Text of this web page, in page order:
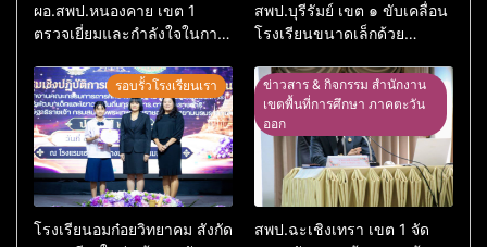
ผอ.สพป.หนองคาย เขต 1
ตรวจเยี่ยมและกำลังใจในการ
อนุบาลอรุณรังษี
สพป.บุรีรัมย์ เขต ๑ ขับเคลื่อน
โรงเรียนขนาดเล็กด้วย
ประดิษฐ์
รอบรั้วโรงเรียนเรา
โรงเรียนอมก๋อยวิทยาคม สังกัด
ข่าวสาร & กิจกรรม สำนักงาน
เขตพื้นที่การศึกษา ภาคตะวัน
ออก
สพป.ฉะเชิงเทรา เขต 1 จัด